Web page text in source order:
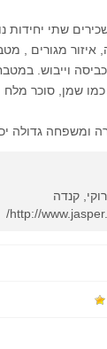
שתי
איזור מגורים ,
כביסה וייבוש.
שמן, סוכר
ומשפחה גדולה
קנדה